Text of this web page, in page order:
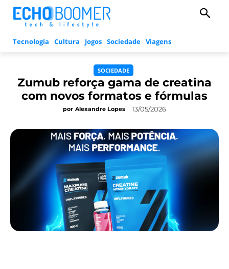
Tecnologia Cultura Jogos Sociedade Viagens
SOCIEDADE
Zumub reforça gama de creatina
com novos formatos e fórmulas
por Alexandre Lopes 13/05/2026